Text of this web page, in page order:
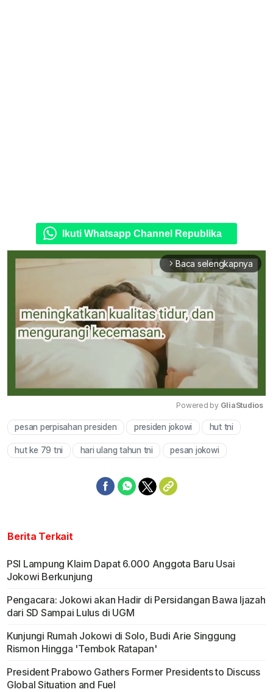
Ikuti Whatsapp Channel Republika
arrow_forward_ios Baca selengkapnya
Mute
Powered by GliaStudios
pesan perpisahan presiden presiden jokowi hut tni
hut ke 79 tni hari ulang tahun tni pesan jokowi
Berita Terkait
PSI Lampung Klaim Dapat 6.000 Anggota Baru Usai
Jokowi Berkunjung
Pengacara: Jokowi akan Hadir di Persidangan Bawa Ijazah
dari SD Sampai Lulus di UGM
Kunjungi Rumah Jokowi di Solo, Budi Arie Singgung
Rismon Hingga 'Tembok Ratapan'
President Prabowo Gathers Former Presidents to Discuss
Global Situation and Fuel